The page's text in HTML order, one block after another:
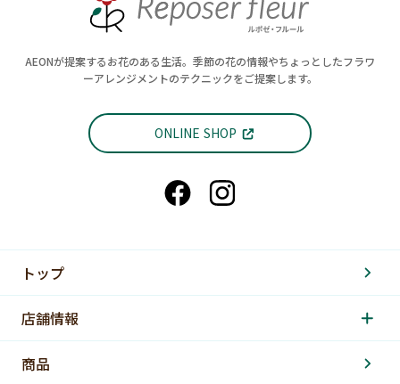
AEONが提案するお花のある生活。季節の花の情報やちょっとしたフラワ
ーアレンジメントのテクニックをご提案します。
ONLINE SHOP
トップ
店舗情報
商品